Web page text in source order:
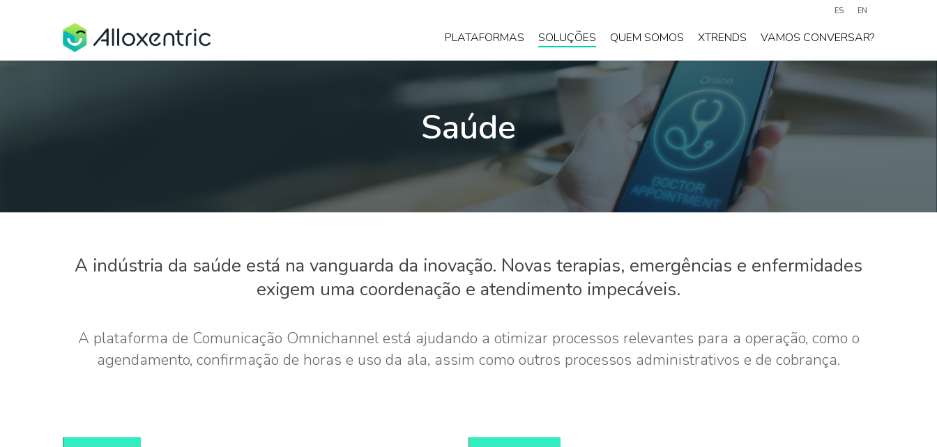
ES EN
PLATAFORMAS SOLUÇÕES QUEM SOMOS XTRENDS VAMOS CONVERSAR?
Saúde
A indústria da saúde está na vanguarda da inovação. Novas terapias, emergências e enfermidades
exigem uma coordenação e atendimento impecáveis.
A plataforma de Comunicação Omnichannel está ajudando a otimizar processos relevantes para a operação, como o
agendamento, confirmação de horas e uso da ala, assim como outros processos administrativos e de cobrança.